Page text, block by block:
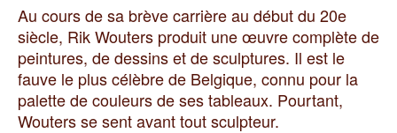
Au cours de sa brève carrière au début du 20e
siècle, Rik Wouters produit une œuvre complète de
peintures, de dessins et de sculptures. Il est le
fauve le plus célèbre de Belgique, connu pour la
palette de couleurs de ses tableaux. Pourtant,
Wouters se sent avant tout sculpteur.